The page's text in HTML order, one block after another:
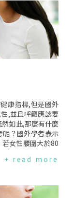
流失20％,慢性心
多牙齒,其罹患心
的話,應該請牙醫
牙齦紅腫或是會疼
康指標,但是國外
,並且呼籲應該要
如此,那麼有什麼
呢？國外學者表示
女性腰圍大於80
大於88公分(35英
營養調查結果顯
+ read more